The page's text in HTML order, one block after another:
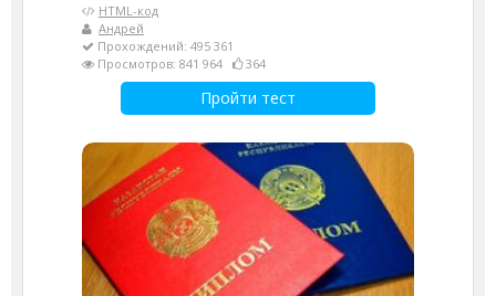
HTML-код
Андрей
Прохождений: 495 361
Просмотров: 841 964
364
Пройти тест